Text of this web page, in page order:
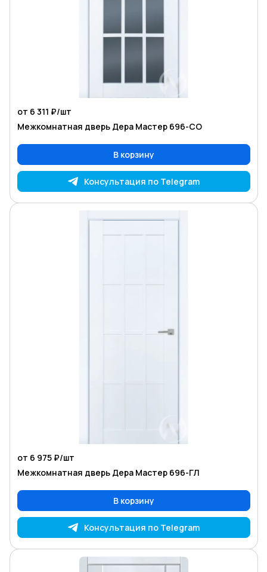
от 6 311 ₽/шт
Межкомнатная дверь Дера Мастер 696-СО
В корзину
Консультация по Telegram
от 6 975 ₽/шт
Межкомнатная дверь Дера Мастер 696-ГЛ
В корзину
Консультация по Telegram